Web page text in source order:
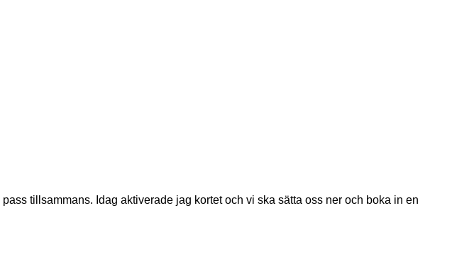
tillsammans. Idag aktiverade jag kortet och vi ska sätta oss ner och boka in en